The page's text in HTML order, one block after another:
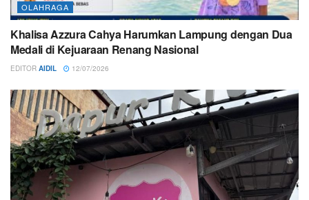
OLAHRAGA
Khalisa Azzura Cahya Harumkan Lampung dengan Dua
Medali di Kejuaraan Renang Nasional
EDITOR AIDIL 12/07/2026